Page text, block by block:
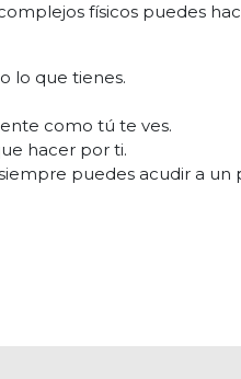
físicos puedes
lo que tienes.
como tú te ves.
hacer por ti.
puedes acudir a